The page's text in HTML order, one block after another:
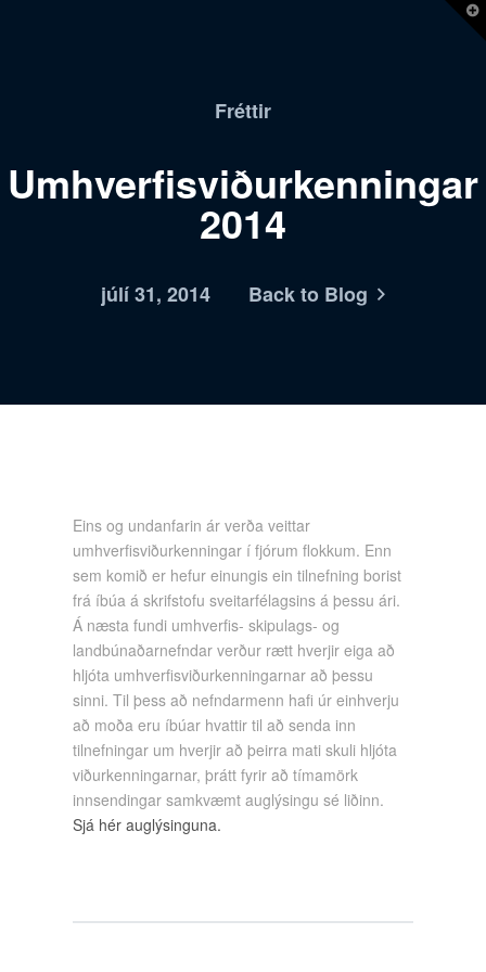
Fréttir
Umhverfisviðurkenningar
2014
júlí 31, 2014 Back to Blog
Eins og undanfarin ár verða veittar
umhverfisviðurkenningar í fjórum flokkum. Enn
sem komið er hefur einungis ein tilnefning borist
frá íbúa á skrifstofu sveitarfélagsins á þessu ári.
Á næsta fundi umhverfis- skipulags- og
landbúnaðarnefndar verður rætt hverjir eiga að
hljóta umhverfisviðurkenningarnar að þessu
sinni. Til þess að nefndarmenn hafi úr einhverju
að moða eru íbúar hvattir til að senda inn
tilnefningar um hverjir að þeirra mati skuli hljóta
viðurkenningarnar, þrátt fyrir að tímamörk
innsendingar samkvæmt auglýsingu sé liðinn.
Sjá hér auglýsinguna.